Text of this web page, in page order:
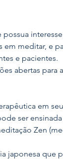
meditar, e
e pacientes.
abertas
em
ser
Zen
japonesa que